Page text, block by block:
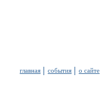
главная события о сайте